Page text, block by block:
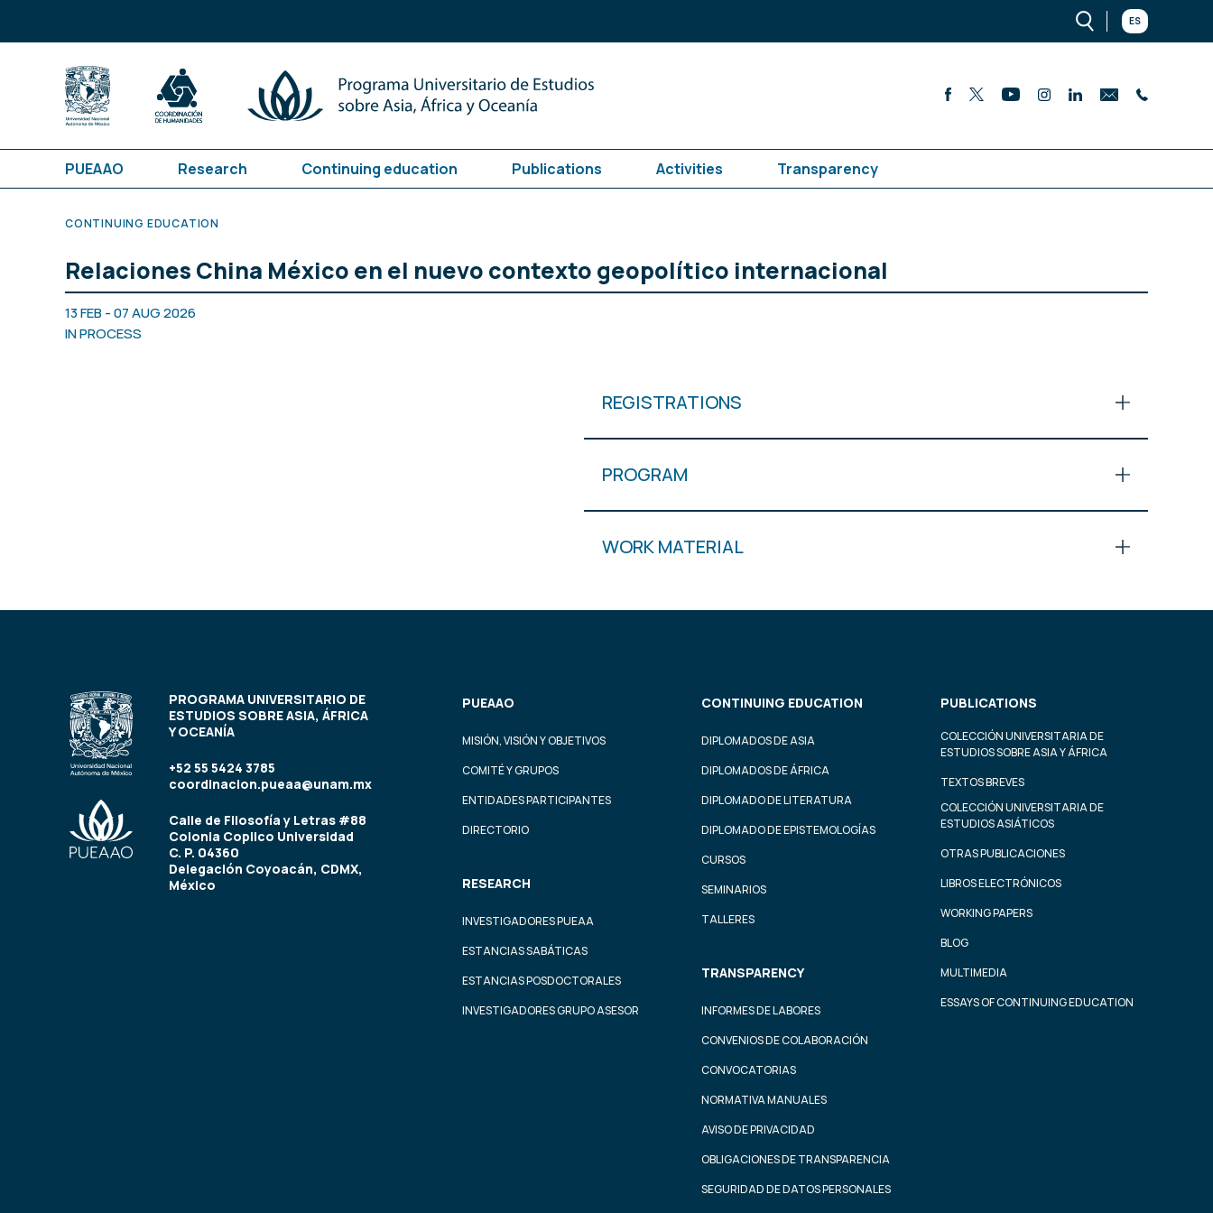
ES
PUEAAO Research Continuing education Publications Activities Transparency
CONTINUING EDUCATION
Relaciones China México en el nuevo contexto geopolítico internacional
13 FEB - 07 AUG 2026
IN PROCESS
REGISTRATIONS
PROGRAM
WORK MATERIAL
PROGRAMA UNIVERSITARIO DE
ESTUDIOS SOBRE ASIA, ÁFRICA
Y OCEANÍA
+52 55 5424 3785
coordinacion.pueaa@unam.mx
Calle de Filosofía y Letras #88
Colonia Copilco Universidad
C. P. 04360
Delegación Coyoacán, CDMX,
México
PUEAAO
MISIÓN, VISIÓN Y OBJETIVOS
COMITÉ Y GRUPOS
ENTIDADES PARTICIPANTES
DIRECTORIO
RESEARCH
INVESTIGADORES PUEAA
ESTANCIAS SABÁTICAS
ESTANCIAS POSDOCTORALES
INVESTIGADORES GRUPO ASESOR
CONTINUING EDUCATION
DIPLOMADOS DE ASIA
DIPLOMADOS DE ÁFRICA
DIPLOMADO DE LITERATURA
DIPLOMADO DE EPISTEMOLOGÍAS
CURSOS
SEMINARIOS
TALLERES
TRANSPARENCY
INFORMES DE LABORES
CONVENIOS DE COLABORACIÓN
CONVOCATORIAS
NORMATIVA MANUALES
AVISO DE PRIVACIDAD
OBLIGACIONES DE TRANSPARENCIA
SEGURIDAD DE DATOS PERSONALES
PUBLICATIONS
COLECCIÓN UNIVERSITARIA DE
ESTUDIOS SOBRE ASIA Y ÁFRICA
TEXTOS BREVES
COLECCIÓN UNIVERSITARIA DE
ESTUDIOS ASIÁTICOS
OTRAS PUBLICACIONES
LIBROS ELECTRÓNICOS
WORKING PAPERS
BLOG
MULTIMEDIA
ESSAYS OF CONTINUING EDUCATION